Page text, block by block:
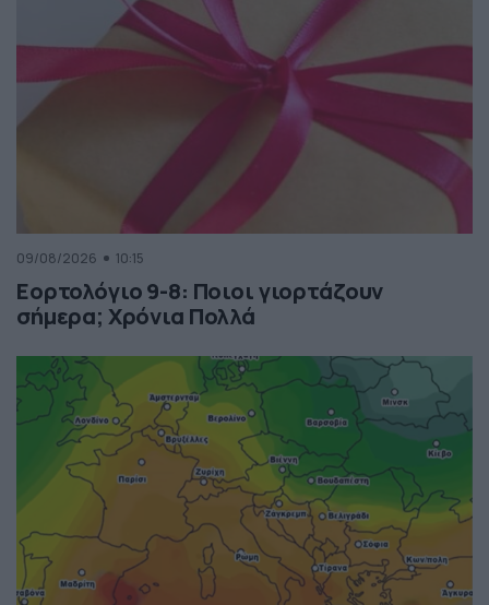
09/08/2026 10:15
Εορτολόγιο 9-8: Ποιοι γιορτάζουν
σήμερα; Χρόνια Πολλά